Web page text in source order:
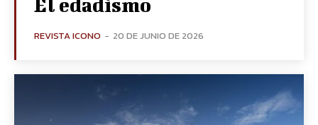
El edadismo
REVISTA ICONO - 20 DE JUNIO DE 2026